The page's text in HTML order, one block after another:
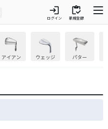
login
ログイン
inventory
新規登録
アイアン ウェッジ パター